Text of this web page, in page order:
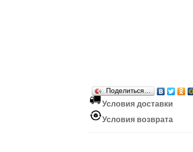
Поделиться…
Условия доставки
Условия возврата